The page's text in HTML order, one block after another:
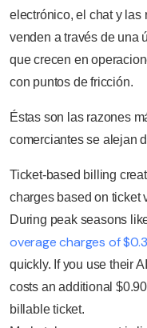
electrónico, el chat y las
venden a través de una
que crecen en
con puntos de fricción.
Éstas son las razones
comerciantes se alejan
Ticket-based billing
charges based on ticket
During peak seasons
overage charges of
quickly. If you use their
costs an additional
billable ticket.